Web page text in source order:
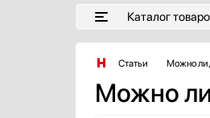
Каталог
Статьи Можно ли,
Можно